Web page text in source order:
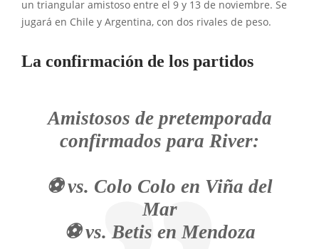
un triangular amistoso entre el 9 y 13 de noviembre. Se
jugará en Chile y Argentina, con dos rivales de peso.
La confirmación de los partidos
Amistosos de pretemporada
confirmados para River:
⚽ vs. Colo Colo en Viña del
Mar
⚽ vs. Betis en Mendoza